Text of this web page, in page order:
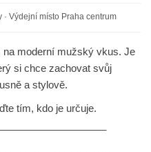
Výdejní místo Praha centrum
na moderní mužský vkus. Je
si chce zachovat svůj
a stylově.
tím, kdo je určuje.